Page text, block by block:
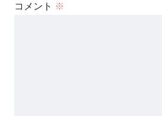
コメント ※